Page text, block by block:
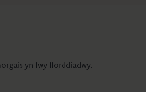
yn fwy fforddiadwy.